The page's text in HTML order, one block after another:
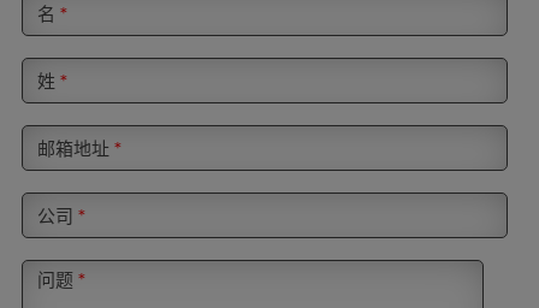
名 *
姓 *
邮箱地址 *
公司 *
问题*